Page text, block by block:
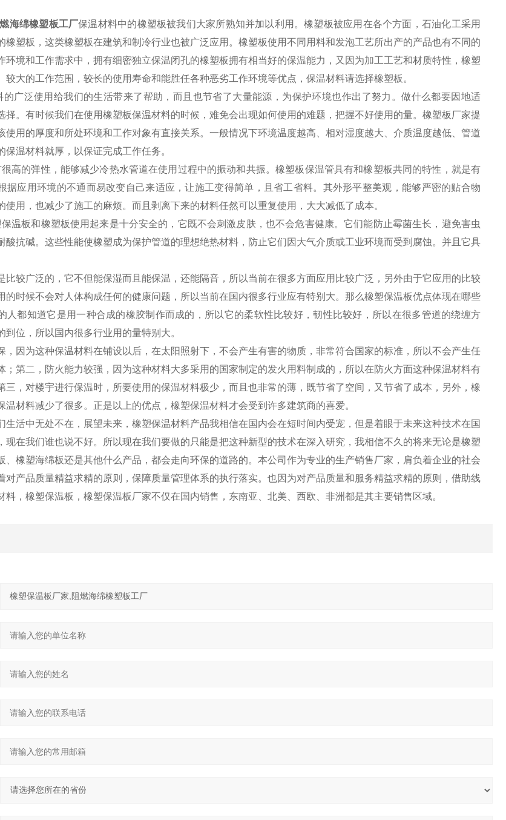
海绵橡塑板工厂保温材料中的橡塑板被我们大家所熟知并加以利用。橡塑板被应用在各个方面，石油化工采用
橡塑板，这类橡塑板在建筑和制冷行业也被广泛应用。橡塑板使用不同用料和发泡工艺所出产的产品也有不同的
环境和工作需求中，拥有细密独立保温闭孔的橡塑板拥有相当好的保温能力，又因为加工工艺和材质特性，橡塑
较大的工作范围，较长的使用寿命和能胜任各种恶劣工作环境等优点，保温材料请选择橡塑板。
广泛使用给我们的生活带来了帮助，而且也节省了大量能源，为保护环境也作出了努力。做什么都要因地适
择。有时候我们在使用橡塑板保温材料的时候，难免会出现如何使用的难题，把握不好使用的量。橡塑板厂家提
使用的厚度和所处环境和工作对象有直接关系。一般情况下环境温度越高、相对湿度越大、介质温度越低、管道
保温材料就厚，以保证完成工作任务。
高的弹性，能够减少冷热水管道在使用过程中的振动和共振。橡塑板保温管具有和橡塑板共同的特性，就是有
据应用环境的不通而易改变自己来适应，让施工变得简单，且省工省料。其外形平整美观，能够严密的贴合物
使用，也减少了施工的麻烦。而且剥离下来的材料任然可以重复使用，大大减低了成本。
温板和橡塑板使用起来是十分安全的，它既不会刺激皮肤，也不会危害健康。它们能防止霉菌生长，避免害虫
酸抗碱。这些性能使橡塑成为保护管道的理想绝热材料，防止它们因大气介质或工业环境而受到腐蚀。并且它具
比较广泛的，它不但能保湿而且能保温，还能隔音，所以当前在很多方面应用比较广泛，另外由于它应用的比较
的时候不会对人体构成任何的健康问题，所以当前在国内很多行业应有特别大。那么橡塑保温板优点体现在哪些
人都知道它是用一种合成的橡胶制作而成的，所以它的柔软性比较好，韧性比较好，所以在很多管道的绕缠方
到位，所以国内很多行业用的量特别大。
，因为这种保温材料在铺设以后，在太阳照射下，不会产生有害的物质，非常符合国家的标准，所以不会产生任
；第二，防火能力较强，因为这种材料大多采用的国家制定的发火用料制成的，所以在防火方面这种保温材料有
三，对楼宇进行保温时，所要使用的保温材料极少，而且也非常的薄，既节省了空间，又节省了成本，另外，橡
温材料减少了很多。正是以上的优点，橡塑保温材料才会受到许多建筑商的喜爱。
生活中无处不在，展望未来，橡塑保温材料产品我相信在国内会在短时间内受宠，但是着眼于未来这种技术在国
现在我们谁也说不好。所以现在我们要做的只能是把这种新型的技术在深入研究，我相信不久的将来无论是橡塑
、橡塑海绵板还是其他什么产品，都会走向环保的道路的。本公司作为专业的生产销售厂家，肩负着企业的社会
对产品质量精益求精的原则，保障质量管理体系的执行落实。也因为对产品质量和服务精益求精的原则，借助线
料，橡塑保温板，橡塑保温板厂家不仅在国内销售，东南亚、北美、西欧、非洲都是其主要销售区域。